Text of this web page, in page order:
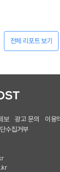
전체 리포트 보기
보 광고 문의 이용
수집거부